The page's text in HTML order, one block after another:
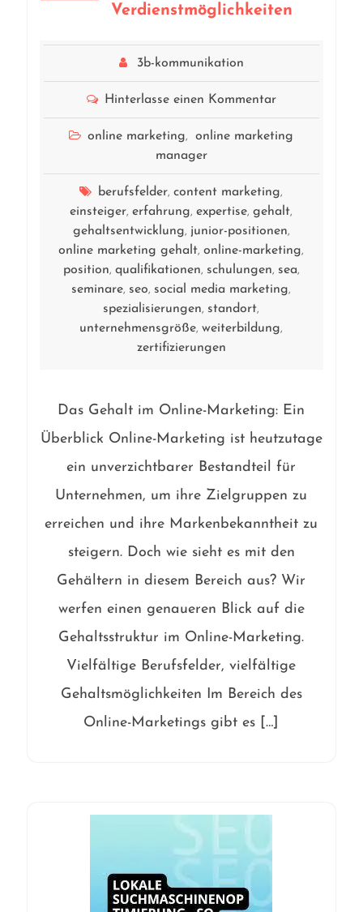
Verdienstmöglichkeiten
3b-kommunikation
Hinterlasse einen Kommentar
online marketing,
online marketing
manager
berufsfelder,content marketing,
einsteiger,erfahrung,expertise,gehalt,
gehaltsentwicklung, junior-positionen,
online marketing gehalt,online-marketing,
position, qualifikationen, schulungen, sea,
seminare, seo, social media marketing,
spezialisierungen, standort,
unternehmensgröße,weiterbildung,
zertifizierungen
Das Gehalt im Online-Marketing: Ein
Überblick Online-Marketing ist heutzutage
ein unverzichtbarer Bestandteil für
Unternehmen, um ihre Zielgruppen zu
erreichen und ihre Markenbekanntheit zu
steigern. Doch wie sieht es mit den
Gehältern in diesem Bereich aus? Wir
werfen einen genaueren Blick auf die
Gehaltsstruktur im Online-Marketing.
Vielfältige Berufsfelder, vielfältige
Gehaltsmöglichkeiten Im Bereich des
Online-Marketings gibt es […]